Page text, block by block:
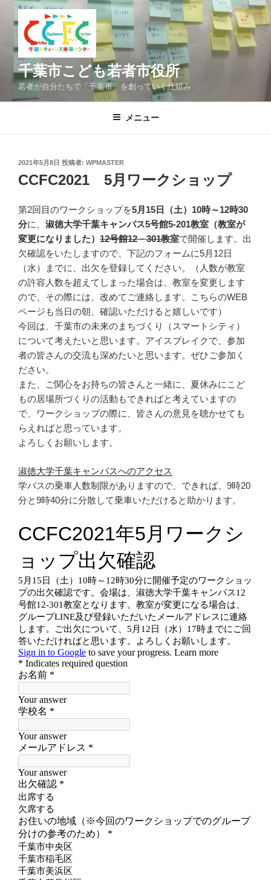
千葉市こども若者市役所
若者が自分たちで「千葉市」を創っていく仕組み
メニュー
投
稿
日:
2021年5月8日 投稿者: WPMASTER
CCFC2021 5月ワークショップ
第2回目のワークショップを5月15日（土）10時～12時30
分に、 淑徳大学千葉キャンパス5号館5-201教室（教室が
変更になりました） 12号館12－301教室で開催します。出
欠確認をいたしますので、下記のフォームに5月12日
（水）までに、出欠を登録してください。（人数が教室
の許容人数を超えてしまった場合は、教室を変更します
ので、その際には、改めてご連絡します。こちらのWEB
ページも当日の朝、確認いただけると嬉しいです）
今回は、千葉市の未来のまちづくり（スマートシティ）
について考えたいと思います。アイスブレイクで、参加
者の皆さんの交流も深めたいと思います。ぜひご参加く
ださい。
また、ご関心をお持ちの皆さんと一緒に、夏休みにこど
もの居場所づくりの活動もできればと考えていますの
で、ワークショップの際に、皆さんの意見を聴かせても
らえればと思っています。
よろしくお願いします。
淑徳大学千葉キャンパスへのアクセス
学バスの乗車人数制限がありますので、できれば、9時20
分と9時40分に分散して乗車いただけると助かります。